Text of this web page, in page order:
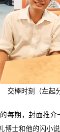
交棒时刻（左起
每期，封面推
博士和他的闪小